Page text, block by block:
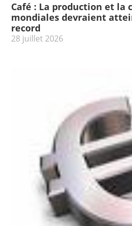
Café : La production et la
mondiales devraient
record
28 juillet 2026